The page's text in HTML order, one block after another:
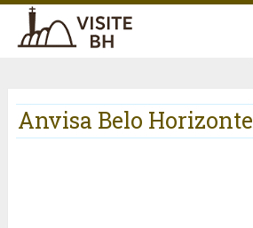
Anvisa Belo Horizonte